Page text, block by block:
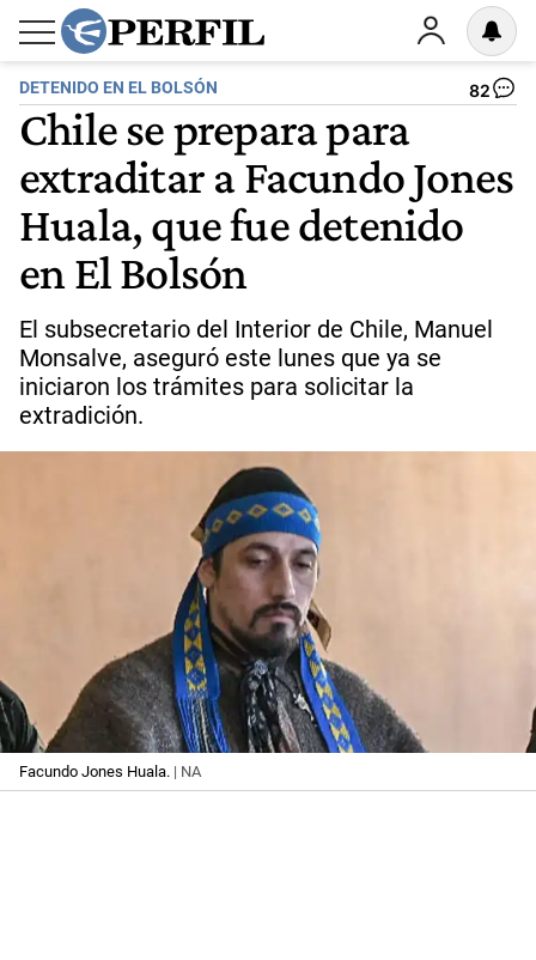
DETENIDO EN EL BOLSÓN 82
Chile se prepara para
extraditar a Facundo Jones
Huala, que fue detenido
en El Bolsón
El subsecretario del Interior de Chile, Manuel
Monsalve, aseguró este lunes que ya se
iniciaron los trámites para solicitar la
extradición.
Facundo Jones Huala. | NA